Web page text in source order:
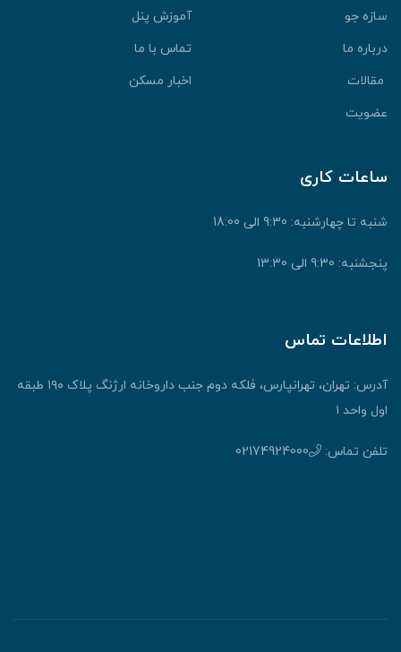
سازه جو
آموزش پنل
درباره ما
تماس با ما
مقالات
اخبار مسکن
عضویت
ساعات کاری
شنبه تا چهارشنبه: 9:30 الی 18:00
پنجشنبه: 9:30 الی 13:30
اطلاعات تماس
آدرس: تهران، تهرانپارس، فلکه دوم جنب داروخانه ارژنگ پلاک ۱۹۰ طبقه
اول واحد ۱
تلفن تماس: 02174924000